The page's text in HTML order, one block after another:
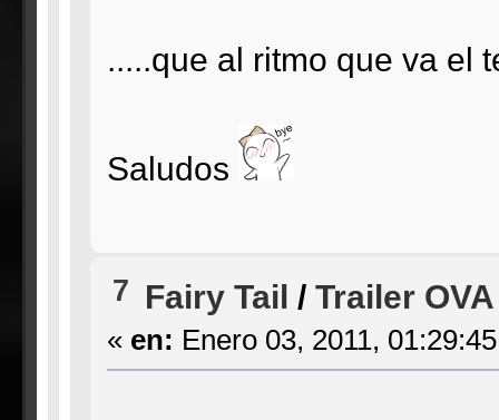
.....que al ritmo que va el
Saludos
7 Fairy Tail / Trailer
« en: Enero 03, 2011,